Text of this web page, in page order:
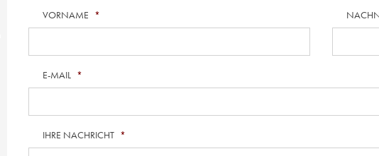
VORNAME *
E-MAIL *
IHRE NACHRICHT *